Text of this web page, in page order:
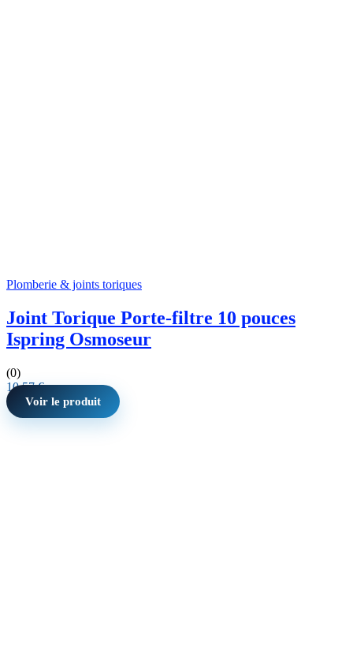
Plomberie & joints toriques
Joint Torique Porte-filtre 10 pouces
Ispring Osmoseur
(0)
10,57€
Voir le produit